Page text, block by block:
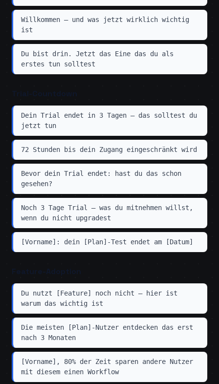
Willkommen — und was jetzt wirklich wichtig
ist
Du bist drin. Jetzt das Eine das du als
erstes tun solltest
Dein Trial endet in 3 Tagen — das solltest du
jetzt tun
72 Stunden bis dein Zugang eingeschränkt wird
Bevor dein Trial endet: hast du das schon
gesehen?
Noch 3 Tage Trial — was du mitnehmen willst,
wenn du nicht upgradest
[Vorname]: dein [Plan]-Test endet am [Datum]
Du nutzt [Feature] noch nicht — hier ist
warum das wichtig ist
Die meisten [Plan]-Nutzer entdecken das erst
nach 3 Monaten
[Vorname], 80% der Zeit sparen andere Nutzer
mit diesem einen Workflow